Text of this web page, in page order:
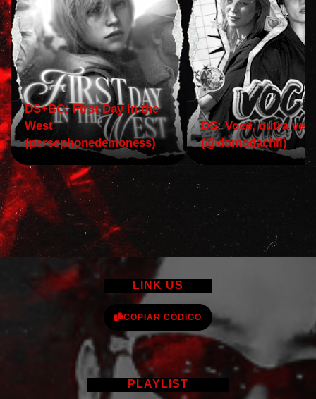
DS+BC: First Day in the
West
(persephonedemoness)
DS: Você, outra vez!
(@domodachii)
LINK US
COPIAR CÓDIGO
PLAYLIST